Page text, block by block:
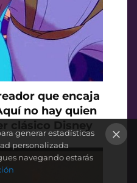
que encaja
no hay quien
clásico Disney
generar estadísticas
personalizada
navegando estarás